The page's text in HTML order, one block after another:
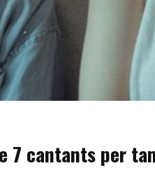
7 cantants per